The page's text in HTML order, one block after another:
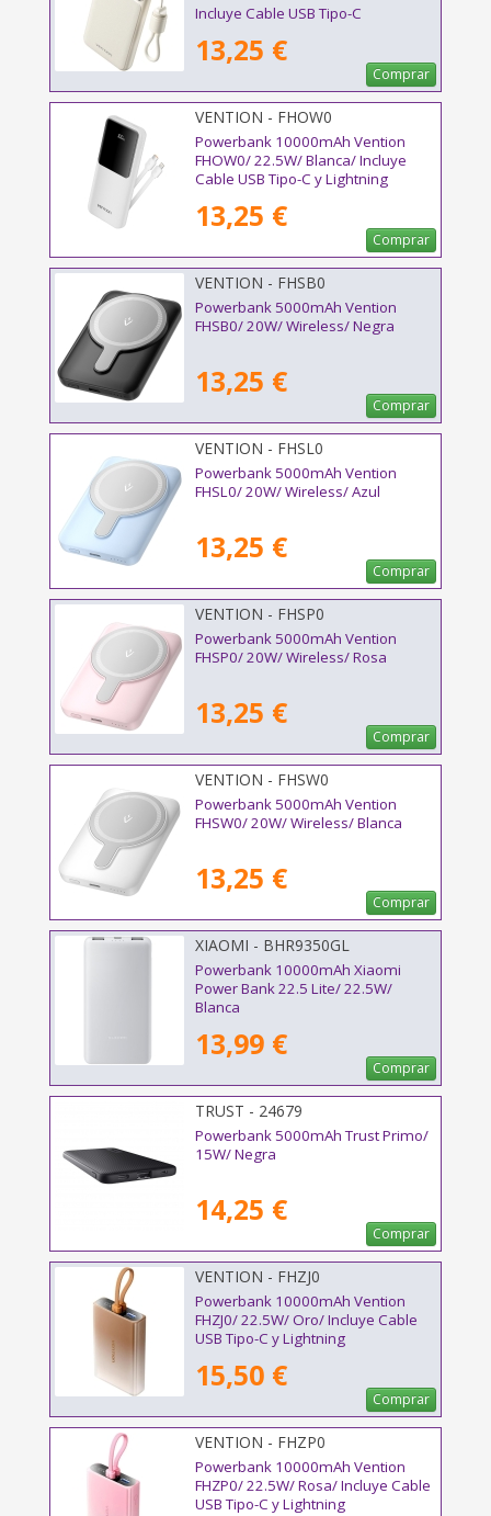
Incluye Cable USB Tipo-C
13,25 €
Comprar
VENTION - FHOW0
Powerbank 10000mAh Vention
FHOW0/ 22.5W/ Blanca/ Incluye
Cable USB Tipo-C y Lightning
13,25 €
Comprar
VENTION - FHSB0
Powerbank 5000mAh Vention
FHSB0/ 20W/ Wireless/ Negra
13,25 €
Comprar
VENTION - FHSL0
Powerbank 5000mAh Vention
FHSL0/ 20W/ Wireless/ Azul
13,25 €
Comprar
VENTION - FHSP0
Powerbank 5000mAh Vention
FHSP0/ 20W/ Wireless/ Rosa
13,25 €
Comprar
VENTION - FHSW0
Powerbank 5000mAh Vention
FHSW0/ 20W/ Wireless/ Blanca
13,25 €
Comprar
XIAOMI - BHR9350GL
Powerbank 10000mAh Xiaomi
Power Bank 22.5 Lite/ 22.5W/
Blanca
13,99 €
Comprar
TRUST - 24679
Powerbank 5000mAh Trust Primo/
15W/ Negra
14,25 €
Comprar
VENTION - FHZJ0
Powerbank 10000mAh Vention
FHZJ0/ 22.5W/ Oro/ Incluye Cable
USB Tipo-C y Lightning
15,50 €
Comprar
VENTION - FHZP0
Powerbank 10000mAh Vention
FHZP0/ 22.5W/ Rosa/ Incluye Cable
USB Tipo-C y Lightning